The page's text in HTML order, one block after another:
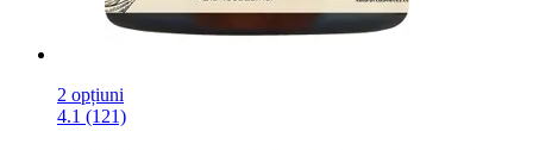
2 opțiuni
4.1 (121)